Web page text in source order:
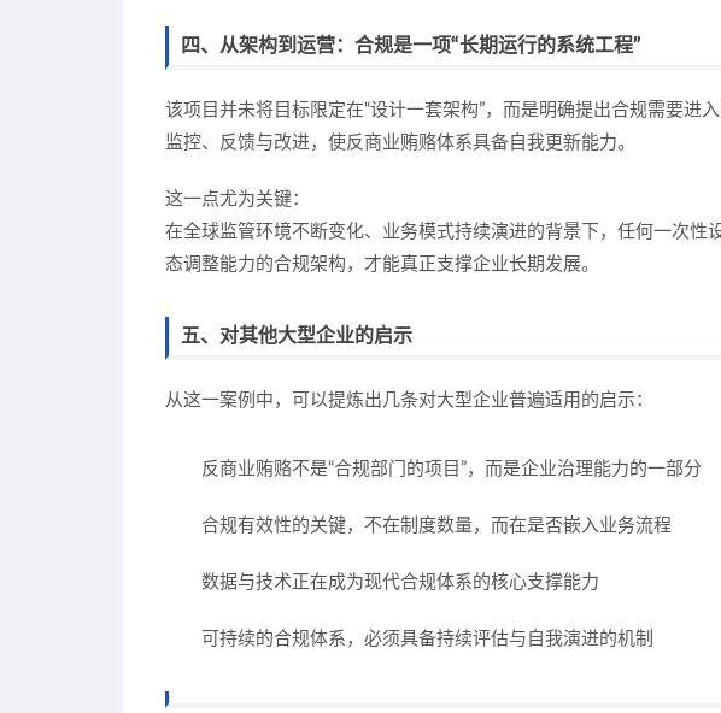
四、从架构到运营：合规是一项“长期运行的系统工程”
该项目并未将目标限定在“设计一套架构”，而是明确提出合规需要进
监控、反馈与改进，使反商业贿赂体系具备自我更新能力。
这一点尤为关键：
在全球监管环境不断变化、业务模式持续演进的背景下，任何一次性
态调整能力的合规架构，才能真正支撑企业长期发展。
五、对其他大型企业的启示
从这一案例中，可以提炼出几条对大型企业普遍适用的启示：
反商业贿赂不是“合规部门的项目”，而是企业治理能力的一部分
合规有效性的关键，不在制度数量，而在是否嵌入业务流程
数据与技术正在成为现代合规体系的核心支撑能力
可持续的合规体系，必须具备持续评估与自我演进的机制